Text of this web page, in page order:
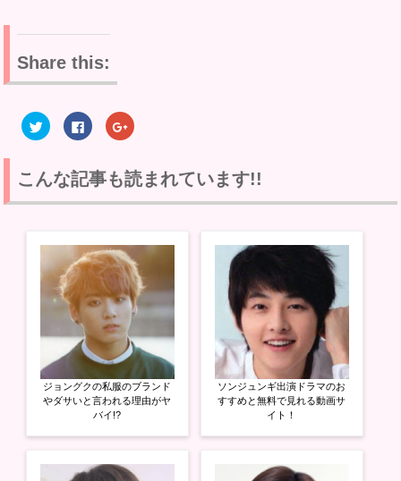
Share this:
ク
リ
て
T
w
i
共
新
ウ
ン
ド
ウ
で
開
す
F
a
o
o
k
で
る
に
は
リ
ッ
ク
し
て
く
だ
さ
い
(
新
し
い
ウ
ド
ウ
ク
リ
し
て
G
o
o
+
で
共
有
(
新
し
い
ウ
ィ
ン
ウ
で
開
す
こんな記事も読まれています!!
ジョングクの私服のブランド
やダサいと言われる理由がヤ
バイ!?
ソンジュンギ出演ドラマのお
すすめと無料で見れる動画サ
イト！